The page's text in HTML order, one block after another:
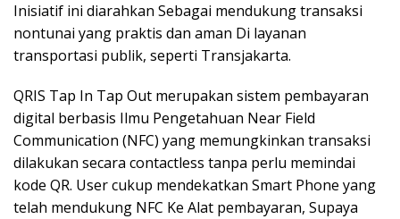
Inisiatif ini diarahkan Sebagai mendukung transaksi
nontunai yang praktis dan aman Di layanan
transportasi publik, seperti Transjakarta.
QRIS Tap In Tap Out merupakan sistem pembayaran
digital berbasis Ilmu Pengetahuan Near Field
Communication (NFC) yang memungkinkan transaksi
dilakukan secara contactless tanpa perlu memindai
kode QR. User cukup mendekatkan Smart Phone yang
telah mendukung NFC Ke Alat pembayaran, Supaya